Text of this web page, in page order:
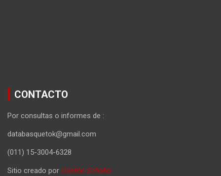
CONTACTO
Por consultas o informes de :
databasquetok@gmail.com
(011) 15-3004-6328
Sitio creado por Gastón Schafer